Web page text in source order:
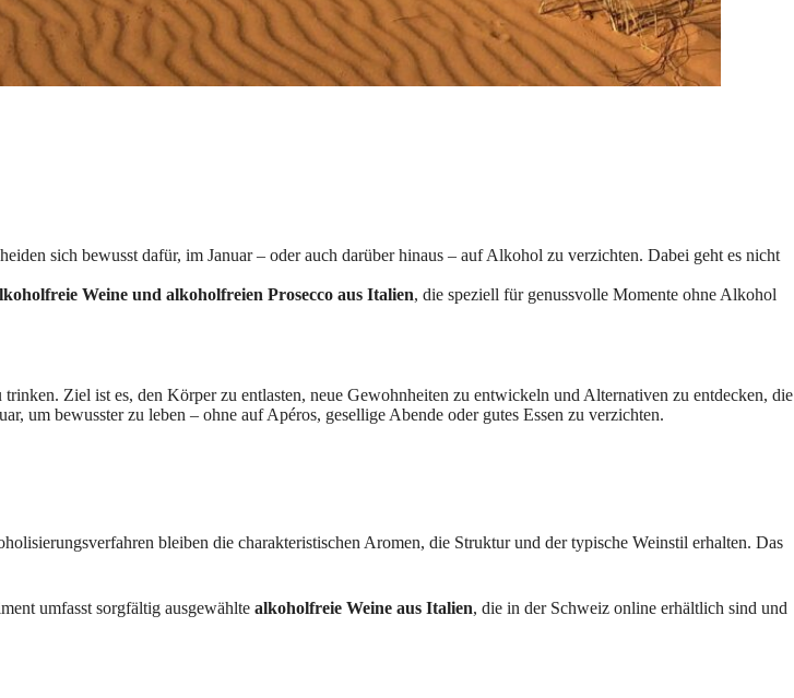
sich bewusst dafür, im Januar – oder auch darüber hinaus – auf Alkohol zu verzichten. Dabei geht es nicht
Weine und alkoholfreien Prosecco aus Italien, die speziell für genussvolle Momente ohne Alkohol
Ziel ist es, den Körper zu entlasten, neue Gewohnheiten zu entwickeln und Alternativen zu entdecken, die
um bewusster zu leben – ohne auf Apéros, gesellige Abende oder gutes Essen zu verzichten.
bleiben die charakteristischen Aromen, die Struktur und der typische Weinstil erhalten. Das
umfasst sorgfältig ausgewählte alkoholfreie Weine aus Italien, die in der Schweiz online erhältlich sind und